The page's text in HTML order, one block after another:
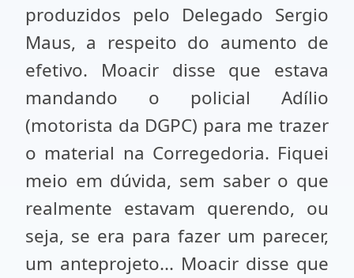
produzidos pelo Delegado Sergio
Maus, a respeito do aumento de
efetivo. Moacir disse que estava
mandando o policial Adílio
(motorista da DGPC) para me trazer
o material na Corregedoria. Fiquei
meio em dúvida, sem saber o que
realmente estavam querendo, ou
seja, se era para fazer um parecer,
um anteprojeto... Moacir disse que